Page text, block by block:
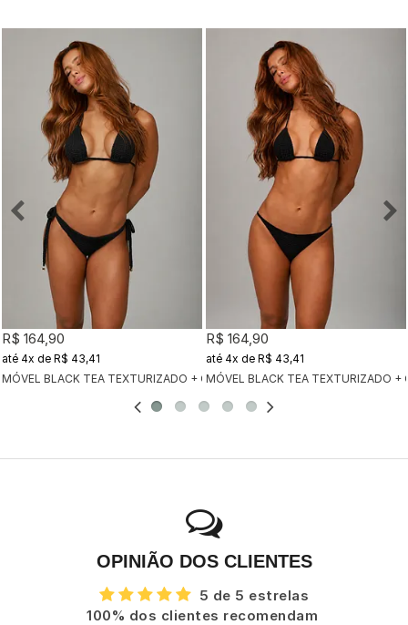
MÓVEL BLACK TEA TEXTURIZADO + CALCINHA CLÁSSICA BLACK TEA
R$ 164,90
4x de R$ 43,41
MÓVEL BLACK TEA TEXTURIZADO +
R$ 164,90
4x de R$ 43,41
OPINIÃO DOS CLIENTES
5 de 5 estrelas
100% dos clientes recomendam